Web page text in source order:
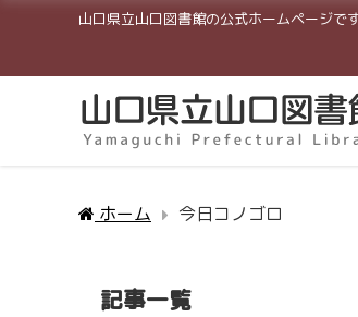
山口県立山口図書館の公式ホームページで
ホーム 今日コノゴロ
記事一覧